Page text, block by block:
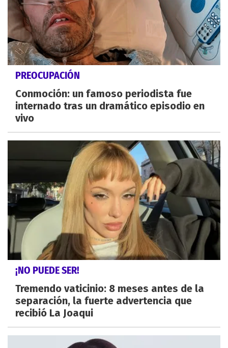
PREOCUPACIÓN
Conmoción: un famoso periodista fue
internado tras un dramático episodio en
vivo
¡NO PUEDE SER!
Tremendo vaticinio: 8 meses antes de la
separación, la fuerte advertencia que
recibió La Joaqui